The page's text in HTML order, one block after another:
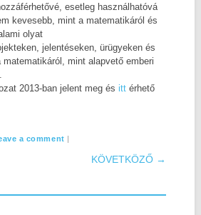
esetleg használhatóvá
kevesebb, mint a matematikáról és
olyat
jelentéseken, ürügyeken és
mint alapvető emberi
2013-ban jelent meg és ittérhető
a comment |
KÖVETKÖZŐ →